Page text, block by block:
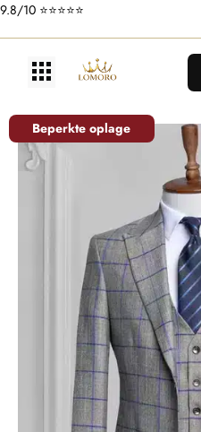
9.8/10 ⭐️⭐️⭐️⭐️⭐️
Beperkte oplage